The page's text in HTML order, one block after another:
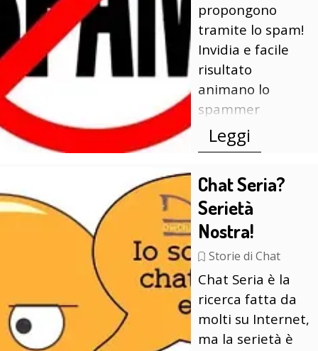
propongono
tramite lo spam!
Invidia e facile
risultato
animano lo
spammer
Leggi
Chat Seria?
Serietà
Nostra!
Storie di Chat
Chat Seria è la
ricerca fatta da
molti su Internet,
ma la serietà è